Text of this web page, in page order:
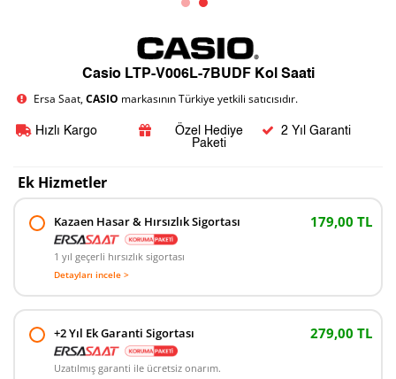
Casio LTP-V006L-7BUDF Kol Saati
Ersa Saat,CASIO markasının Türkiye yetkili satıcısıdır.
Hızlı Kargo
Özel Hediye
Paketi
2 Yıl Garanti
Ek Hizmetler
Kazaen Hasar & Hırsızlık Sigortası 179,00 TL
1 yıl geçerli hırsızlık sigortası
Detayları incele >
+2 Yıl Ek Garanti Sigortası 279,00 TL
Uzatılmış garanti ile ücretsiz onarım.